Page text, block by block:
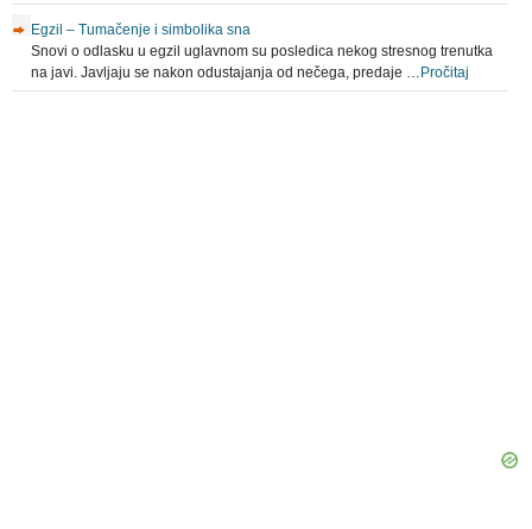
Egzil – Tumačenje i simbolika sna
Snovi o odlasku u egzil uglavnom su posledica nekog stresnog trenutka
na javi. Javljaju se nakon odustajanja od nečega, predaje … Pročitaj